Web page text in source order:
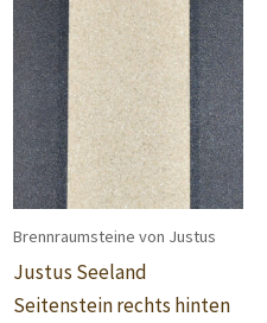
Brennraumsteine von Justus
Justus Seeland
Seitenstein rechts hinten